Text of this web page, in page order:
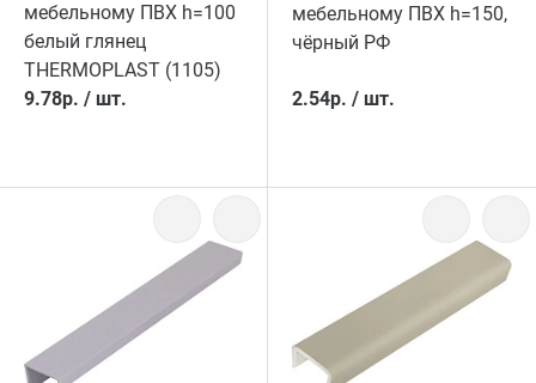
мебельному ПВХ h=100
белый глянец
THERMOPLAST (1105)
9.78р. / шт.
мебельному ПВХ h=150,
чёрный РФ
2.54р. / шт.